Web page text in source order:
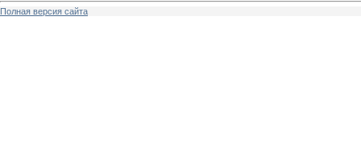
Полная версия сайта